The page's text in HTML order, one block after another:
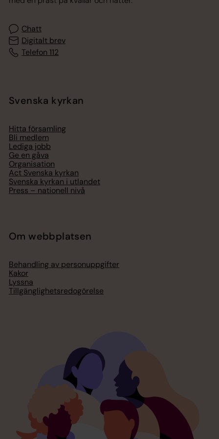
Chatt
Digitalt brev
Telefon 112
Svenska kyrkan
Hitta församling
Bli medlem
Lediga jobb
Ge en gåva
Organisation
Act Svenska kyrkan
Svenska kyrkan i utlandet
Press – nationell nivå
Om webbplatsen
Behandling av personuppgifter
Kakor
Lyssna
Tillgänglighetsredogörelse